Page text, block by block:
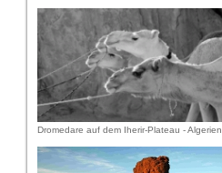
Dromedare auf dem Iherir-Plateau - Algerien